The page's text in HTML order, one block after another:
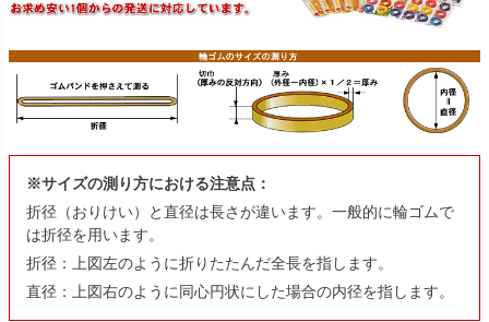
※サイズの測り方における注意点：
折径（おりけい）と直径は長さが違います。一般的に輪ゴムで
は折径を用います。
折径：上図左のように折りたたんだ全長を指します。
直径：上図右のように同心円状にした場合の内径を指します。